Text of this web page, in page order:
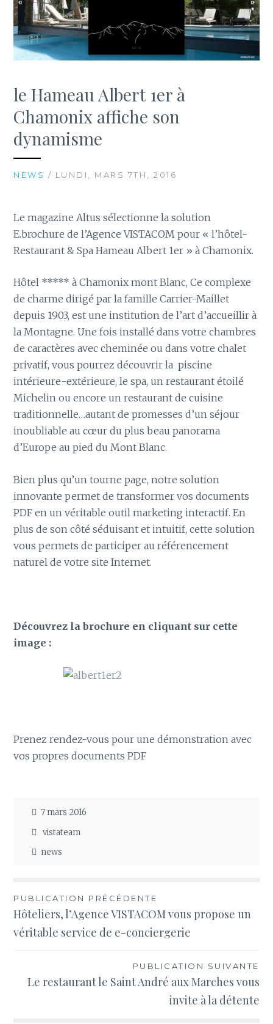
le Hameau Albert 1er à
Chamonix affiche son
dynamisme
NEWS / LUNDI, MARS 7TH, 2016
Le magazine Altus sélectionne la solution
E.brochure de l’Agence VISTACOM pour « l’hôtel-
Restaurant & Spa Hameau Albert 1er » à Chamonix.
Hôtel ***** à Chamonix mont Blanc, Ce complexe
de charme dirigé par la famille Carrier-Maillet
depuis 1903, est une institution de l’art d’accueillir à
la Montagne. Une fois installé dans votre chambres
de caractères avec cheminée ou dans votre chalet
privatif, vous pourrez découvrir la piscine
intérieure-extérieure, le spa, un restaurant étoilé
Michelin ou encore un restaurant de cuisine
traditionnelle…autant de promesses d’un séjour
inoubliable au cœur du plus beau panorama
d’Europe au pied du Mont Blanc.
Bien plus qu’un tourne page, notre solution
innovante permet de transformer vos documents
PDF en un véritable outil marketing interactif. En
plus de son côté séduisant et intuitif, cette solution
vous permets de participer au référencement
naturel de votre site Internet.
Découvrez la brochure en cliquant sur cette
image :
Prenez rendez-vous pour une démonstration avec
vos propres documents PDF
7 mars 2016
vistateam
news
Navigation
de
PUBLICATION PRÉCÉDENTE
Hôteliers, l’Agence VISTACOM vous propose un
véritable service de e-conciergerie
PUBLICATION SUIVANTE
Le restaurant le Saint André aux Marches vous
invite à la détente